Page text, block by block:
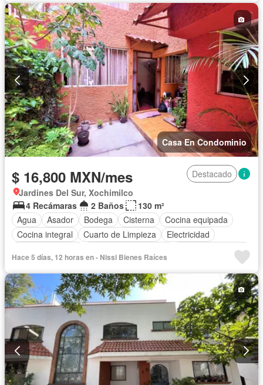
Zonas verdes
Despacho
Recámara con closet
Caseta de vigilancia
Wifi
Permite mascotas
Permite niños
Solo familias Sin amueblar
Casa En Condominio
$ 16,800 MXN/mes
Destacado
Jardines Del Sur, Xochimilco
4 Recámaras
2 Baños
130 m²
Agua
Asador Bodega Cisterna
Cocina equipada
Cocina integral
Cuarto de Limpieza
Electricidad
Permite mascotas
Sin amueblar
Hace 5 días, 12 horas en - Nissi Bienes Raíces